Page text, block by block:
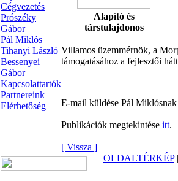
Cégvezetés
Prószéky
Gábor
Pál Miklós
Tihanyi László
Bessenyei
Gábor
Kapcsolattartók
Partnereink
Elérhetőség
Alapító és
társtulajdonos
Villamos üzemmérnök, a
támogatásához a fejlesztői
E-mail küldése Pál Miklósnak
Publikációk megtekintése itt.
[ Vissza ]
OLDALTÉRKÉP|